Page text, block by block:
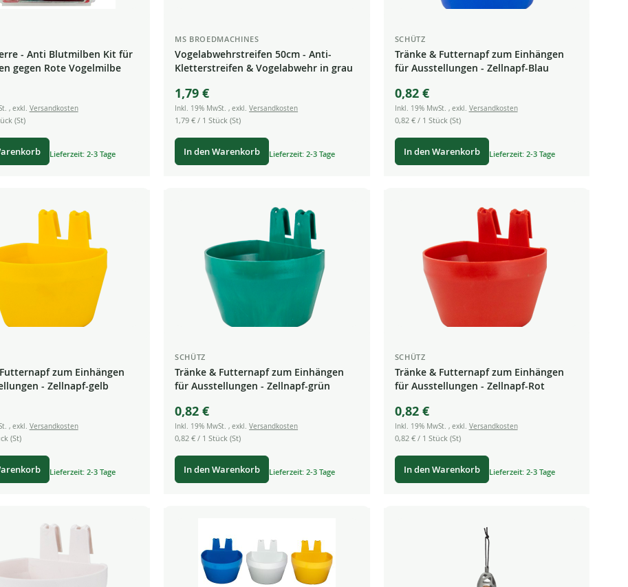
- Anti Blutmilben Kit für
gegen Rote Vogelmilbe
, exkl. Versandkosten
(St)
Lieferzeit: 2-3 Tage
MS BROEDMACHINES
Vogelabwehrstreifen 50cm - Anti-
Kletterstreifen & Vogelabwehr in grau
1,79 €
Inkl. 19% MwSt.,exkl.Versandkosten
1,79 € / 1 Stück (St)
In den Warenkorb Lieferzeit: 2-3 Tage
SCHÜTZ
Tränke & Futternapf zum Einhängen
für Ausstellungen - Zellnapf-Blau
0,82 €
Inkl. 19% MwSt. , exkl. Versandkosten
0,82 €/ 1 Stück (St)
In den Warenkorb Lieferzeit: 2-3 Tage
zum Einhängen
- Zellnapf-gelb
, exkl. Versandkosten
(St)
Lieferzeit: 2-3 Tage
SCHÜTZ
Tränke & Futternapf zum Einhängen
für Ausstellungen - Zellnapf-grün
0,82 €
Inkl. 19% MwSt.,exkl.Versandkosten
0,82 € / 1 Stück (St)
In den Warenkorb Lieferzeit: 2-3 Tage
SCHÜTZ
Tränke & Futternapf zum Einhängen
für Ausstellungen - Zellnapf-Rot
0,82 €
Inkl. 19% MwSt. , exkl. Versandkosten
0,82 €/ 1 Stück (St)
In den Warenkorb Lieferzeit: 2-3 Tage